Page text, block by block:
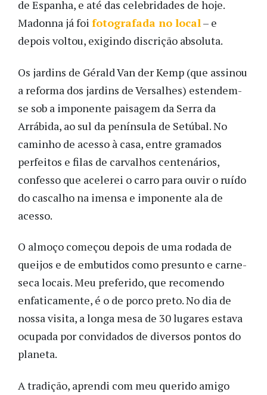
de Espanha, e até das celebridades de hoje.
Madonna já foi fotografada no local– e
depois voltou, exigindo discrição absoluta.
Os jardins de Gérald Van der Kemp (que assinou
a reforma dos jardins de Versalhes) estendem-
se sob a imponente paisagem da Serra da
Arrábida, ao sul da península de Setúbal. No
caminho de acesso à casa, entre gramados
perfeitos e filas de carvalhos centenários,
confesso que acelerei o carro para ouvir o ruído
do cascalho na imensa e imponente ala de
acesso.
O almoço começou depois de uma rodada de
queijos e de embutidos como presunto e carne-
seca locais. Meu preferido, que recomendo
enfaticamente, é o de porco preto. No dia de
nossa visita, a longa mesa de 30 lugares estava
ocupada por convidados de diversos pontos do
planeta.
A tradição, aprendi com meu querido amigo